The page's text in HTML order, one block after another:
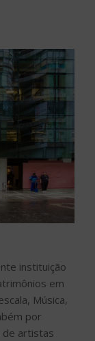
instituição
em
Música,
por
de artistas